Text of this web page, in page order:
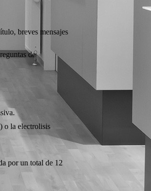
breves mensajes
de
o la electrolisis
por un total de 12